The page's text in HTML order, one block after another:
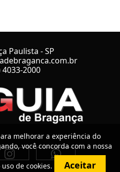
Paulista - SP
4033-2000
melhorar a experiência do
você concorda com a nossa
de cookies. Aceitar